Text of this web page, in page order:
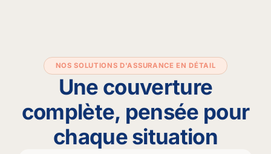
NOS SOLUTIONS D'ASSURANCE EN DÉTAIL
Une couverture
complète, pensée pour
chaque situation